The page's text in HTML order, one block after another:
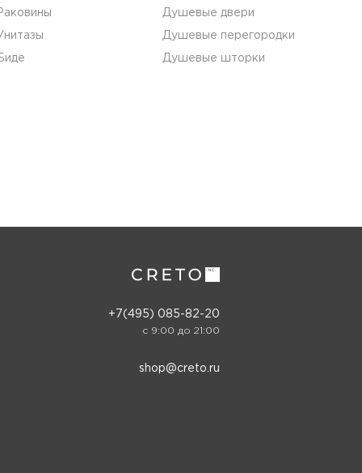
Душевые двери
Душевые перегородки
Душевые шторки
+7(495) 085-82-20
c 9:00 до 21:00
shop@creto.ru